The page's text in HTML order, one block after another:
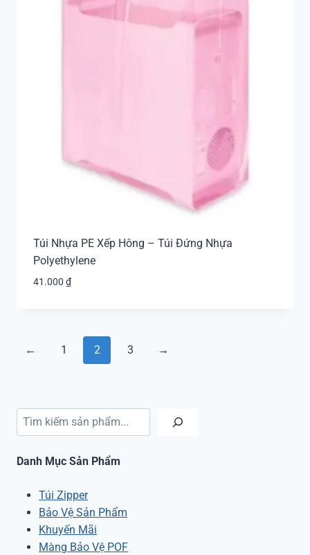
Túi Nhựa PE Xếp Hông – Túi Đứng Nhựa
Polyethylene
41.000 ₫
← 1 2 3 →
Tìm kiếm
Danh Mục Sản Phẩm
Túi Zipper
Bảo Vệ Sản Phẩm
Khuyến Mãi
Màng Bảo Vệ POF